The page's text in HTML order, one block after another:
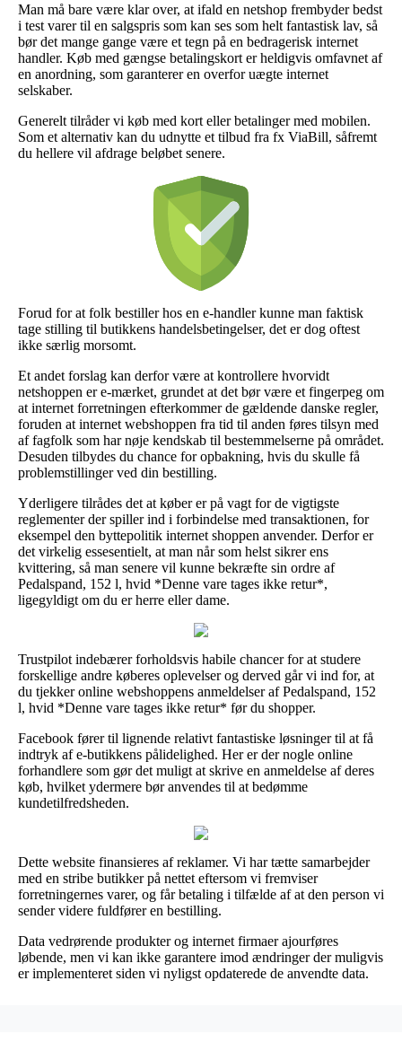
Man må bare være klar over, at ifald en netshop frembyder bedst
i test varer til en salgspris som kan ses som helt fantastisk lav, så
bør det mange gange være et tegn på en bedragerisk internet
handler. Køb med gængse betalingskort er heldigvis omfavnet af
en anordning, som garanterer en overfor uægte internet
selskaber.
Generelt tilråder vi køb med kort eller betalinger med mobilen.
Som et alternativ kan du udnytte et tilbud fra fx ViaBill, såfremt
du hellere vil afdrage beløbet senere.
Forud for at folk bestiller hos en e-handler kunne man faktisk
tage stilling til butikkens handelsbetingelser, det er dog oftest
ikke særlig morsomt.
Et andet forslag kan derfor være at kontrollere hvorvidt
netshoppen er e-mærket, grundet at det bør være et fingerpeg om
at internet forretningen efterkommer de gældende danske regler,
foruden at internet webshoppen fra tid til anden føres tilsyn med
af fagfolk som har nøje kendskab til bestemmelserne på området.
Desuden tilbydes du chance for opbakning, hvis du skulle få
problemstillinger ved din bestilling.
Yderligere tilrådes det at køber er på vagt for de vigtigste
reglementer der spiller ind i forbindelse med transaktionen, for
eksempel den byttepolitik internet shoppen anvender. Derfor er
det virkelig essesentielt, at man når som helst sikrer ens
kvittering, så man senere vil kunne bekræfte sin ordre af
Pedalspand, 152 l, hvid *Denne vare tages ikke retur*,
ligegyldigt om du er herre eller dame.
Trustpilot indebærer forholdsvis habile chancer for at studere
forskellige andre køberes oplevelser og derved går vi ind for, at
du tjekker online webshoppens anmeldelser af Pedalspand, 152
l, hvid *Denne vare tages ikke retur* før du shopper.
Facebook fører til lignende relativt fantastiske løsninger til at få
indtryk af e-butikkens pålidelighed. Her er der nogle online
forhandlere som gør det muligt at skrive en anmeldelse af deres
køb, hvilket ydermere bør anvendes til at bedømme
kundetilfredsheden.
Dette website finansieres af reklamer. Vi har tætte samarbejder
med en stribe butikker på nettet eftersom vi fremviser
forretningernes varer, og får betaling i tilfælde af at den person vi
sender videre fuldfører en bestilling.
Data vedrørende produkter og internet firmaer ajourføres
løbende, men vi kan ikke garantere imod ændringer der muligvis
er implementeret siden vi nyligst opdaterede de anvendte data.